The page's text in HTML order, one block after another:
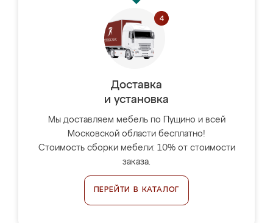
Доставка
и установка
Мы доставляем мебель по Пущино и всей
Московской области бесплатно!
Стоимость сборки мебели: 10% от стоимости
заказа.
ПЕРЕЙТИ В КАТАЛОГ